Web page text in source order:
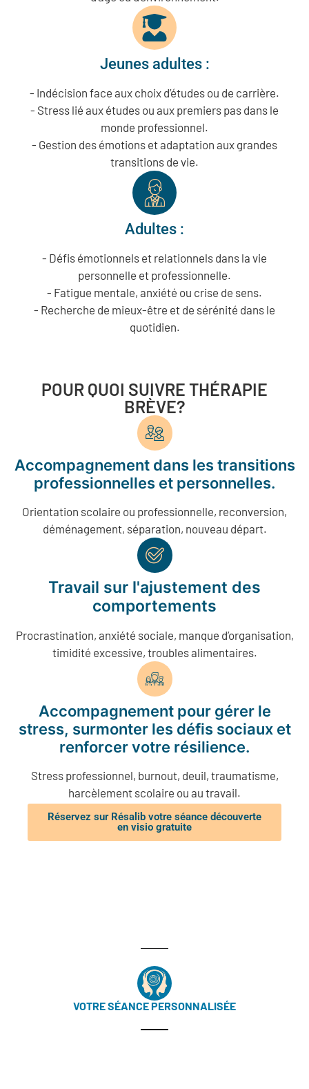
Jeunes adultes :
- Indécision face aux choix d’études ou de carrière.
- Stress lié aux études ou aux premiers pas dans le
monde professionnel.
- Gestion des émotions et adaptation aux grandes
transitions de vie.
Adultes :
- Défis émotionnels et relationnels dans la vie
personnelle et professionnelle.
- Fatigue mentale, anxiété ou crise de sens.
- Recherche de mieux-être et de sérénité dans le
quotidien.
POUR QUOI SUIVRE THÉRAPIE
BRÈVE?
Accompagnement dans les transitions
professionnelles et personnelles.
Orientation scolaire ou professionnelle, reconversion,
déménagement, séparation, nouveau départ.
Travail sur l'ajustement des
comportements
Procrastination, anxiété sociale, manque d’organisation,
timidité excessive, troubles alimentaires.
Accompagnement pour gérer le
stress, surmonter les défis sociaux et
renforcer votre résilience.
Stress professionnel, burnout, deuil, traumatisme,
harcèlement scolaire ou au travail.
Réservez sur Résalib votre séance découverte
en visio gratuite
VOTRE SÉANCE PERSONNALISÉE